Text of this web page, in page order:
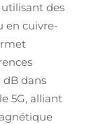
utilisant des
en cuivre-
dB dans
5G, alliant